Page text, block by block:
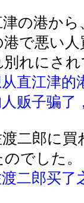
の港から
港で悪い
別れにさ
直江津的
贩子骗了
二郎に買
でした。
二郎买了